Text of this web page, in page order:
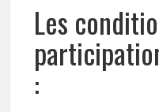
Les
: